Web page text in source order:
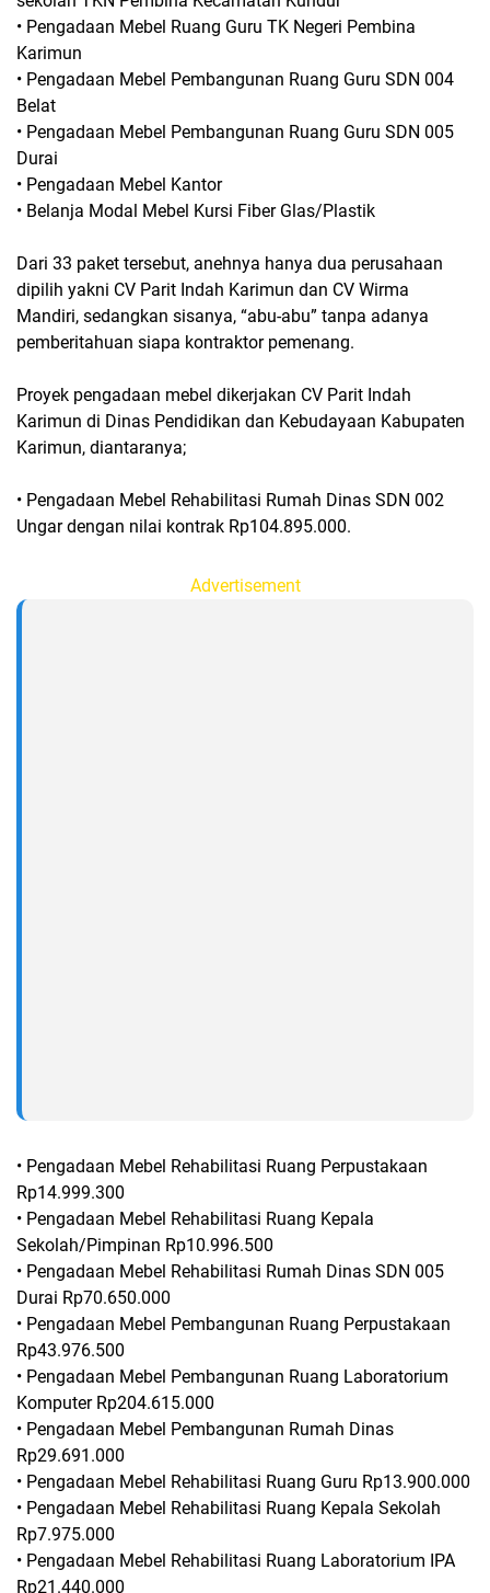
• Pengadaan Mebel Ruang Guru TK Negeri Pembina
Karimun
• Pengadaan Mebel Pembangunan Ruang Guru SDN 004
Belat
• Pengadaan Mebel Pembangunan Ruang Guru SDN 005
Durai
• Pengadaan Mebel Kantor
• Belanja Modal Mebel Kursi Fiber Glas/Plastik
Dari 33 paket tersebut, anehnya hanya dua perusahaan
dipilih yakni CV Parit Indah Karimun dan CV Wirma
Mandiri, sedangkan sisanya, “abu-abu” tanpa adanya
pemberitahuan siapa kontraktor pemenang.
Proyek pengadaan mebel dikerjakan CV Parit Indah
Karimun di Dinas Pendidikan dan Kebudayaan Kabupaten
Karimun, diantaranya;
• Pengadaan Mebel Rehabilitasi Rumah Dinas SDN 002
Ungar dengan nilai kontrak Rp104.895.000.
Advertisement
• Pengadaan Mebel Rehabilitasi Ruang Perpustakaan
Rp14.999.300
• Pengadaan Mebel Rehabilitasi Ruang Kepala
Sekolah/Pimpinan Rp10.996.500
• Pengadaan Mebel Rehabilitasi Rumah Dinas SDN 005
Durai Rp70.650.000
• Pengadaan Mebel Pembangunan Ruang Perpustakaan
Rp43.976.500
• Pengadaan Mebel Pembangunan Ruang Laboratorium
Komputer Rp204.615.000
• Pengadaan Mebel Pembangunan Rumah Dinas
Rp29.691.000
• Pengadaan Mebel Rehabilitasi Ruang Guru Rp13.900.000
• Pengadaan Mebel Rehabilitasi Ruang Kepala Sekolah
Rp7.975.000
• Pengadaan Mebel Rehabilitasi Ruang Laboratorium IPA
Rp21.440.000